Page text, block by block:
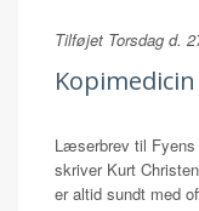
Tilføjet Torsdag d.
Læserbrev til
skriver Kurt
er altid sundt med